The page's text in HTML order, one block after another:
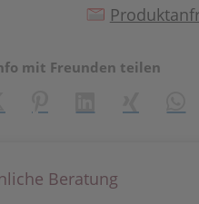
mit Freunden teilen
Beratung